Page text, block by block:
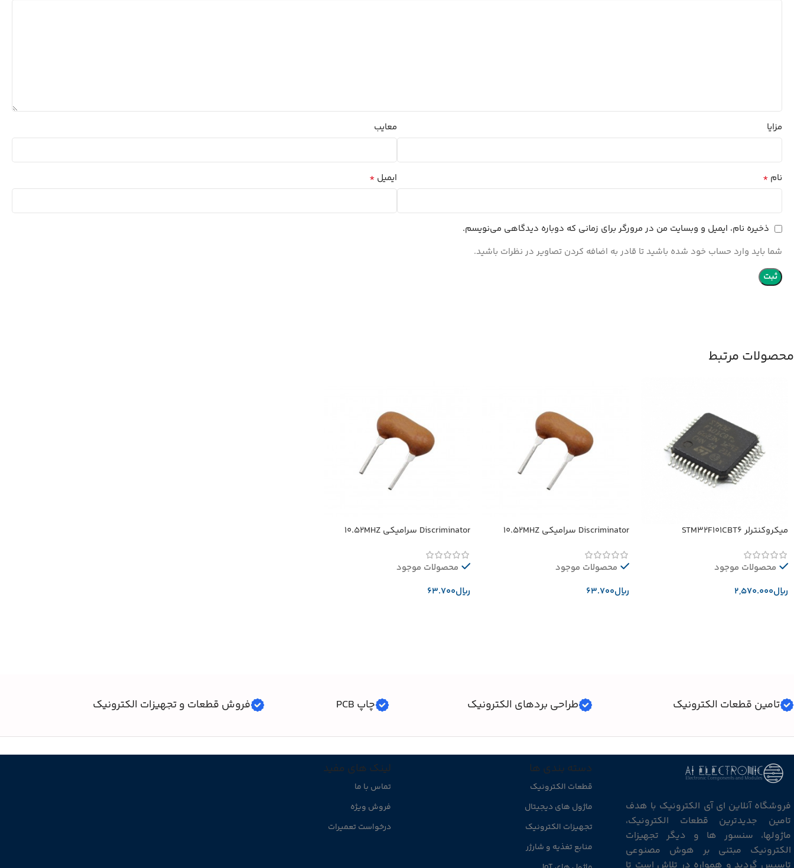
مزایا معایب
نام * ایمیل *
ذخیره نام، ایمیل و وبسایت من در مرورگر برای زمانی که دوباره دیدگاهی می‌نویسم.
شما باید وارد حساب خود شده باشید تا قادر به اضافه کردن تصاویر در نظرات باشید.
محصولات مرتبط
میکروکنترلر STM32F101CBT6
محصولات موجود
﷼
Discriminator سرامیکی 10.52MHZ
محصولات موجود
﷼
Discriminator سرامیکی 10.52MHZ
محصولات موجود
﷼
تامین قطعات الکترونیک طراحی بردهای الکترونیک چاپ PCB فروش قطعات و تجهیزات الکترونیک
فروشگاه آنلاین ای آی الکترونیک با هدف
تامین جدیدترین قطعات الکترونیک،
ماژولها، سنسور ها و دیگر تجهیزات
الکترونیک مبتنی بر هوش مصنوعی
دسته بندی ها
قطعات الکترونیک
ماژول های دیجیتال
تجهیزات الکترونیک
منابع تغذیه و شارژر
لینک های مفید
تماس با ما
فروش ویژه
درخواست تعمیرات